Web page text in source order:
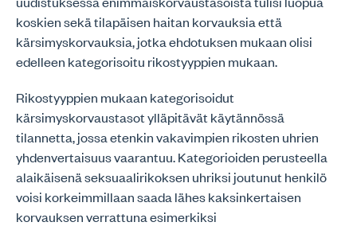
koskien sekä tilapäisen haitan korvauksia että
kärsimyskorvauksia, jotka ehdotuksen mukaan olisi
edelleen kategorisoitu rikostyyppien mukaan.
Rikostyyppien mukaan kategorisoidut
kärsimyskorvaustasot ylläpitävät käytännössä
tilannetta, jossa etenkin vakavimpien rikosten uhrien
yhdenvertaisuus vaarantuu. Kategorioiden perusteella
alaikäisenä seksuaalirikoksen uhriksi joutunut henkilö
voisi korkeimmillaan saada lähes kaksinkertaisen
korvauksen verrattuna esimerkiksi